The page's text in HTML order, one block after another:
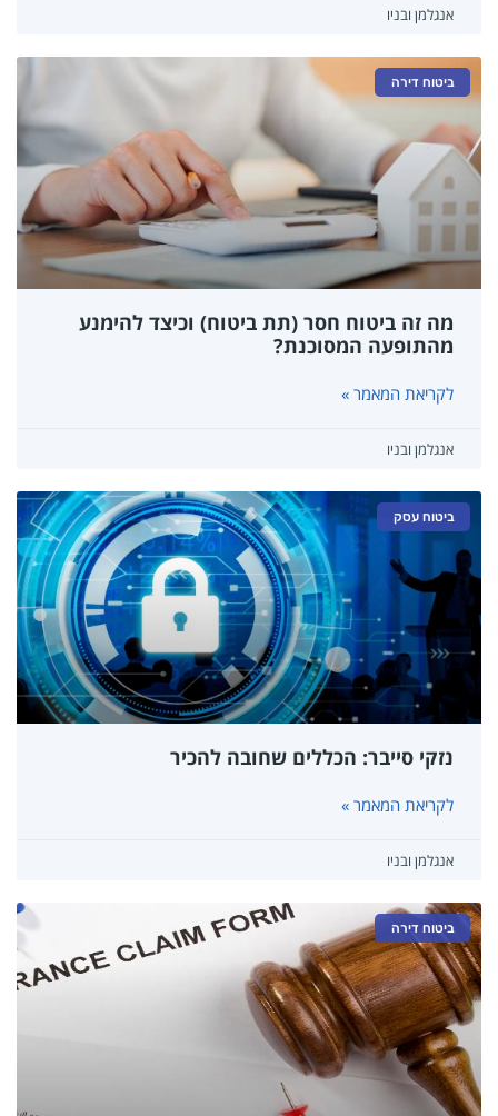
אנגלמן ובניו
ביטוח דירה
מה זה ביטוח חסר (תת ביטוח) וכיצד להימנע
מהתופעה המסוכנת?
לקריאת המאמר »
אנגלמן ובניו
ביטוח עסק
נזקי סייבר: הכללים שחובה להכיר
לקריאת המאמר »
אנגלמן ובניו
ביטוח דירה